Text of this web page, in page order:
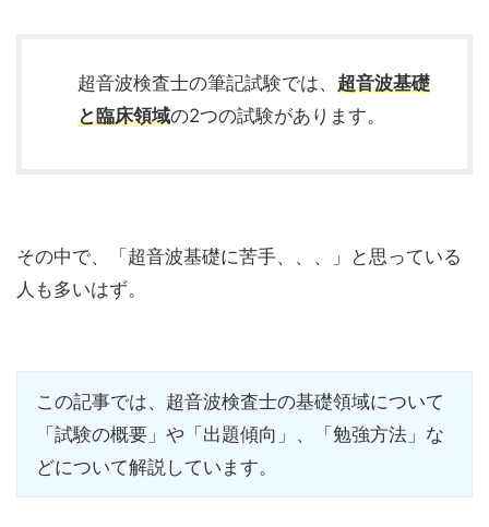
超音波検査士の筆記試験では、 超音波基礎
と臨床領域の2つの試験があります。
その中で、「超音波基礎に苦手、、、」と思っている
人も多いはず。
この記事では、超音波検査士の基礎領域について
「試験の概要」や「出題傾向」、「勉強方法」な
どについて解説しています。